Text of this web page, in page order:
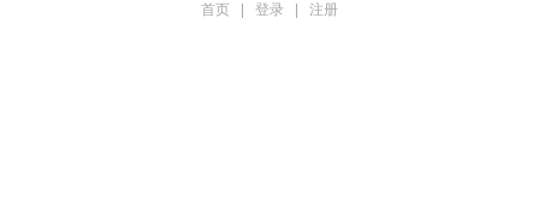
首页 登录 注册